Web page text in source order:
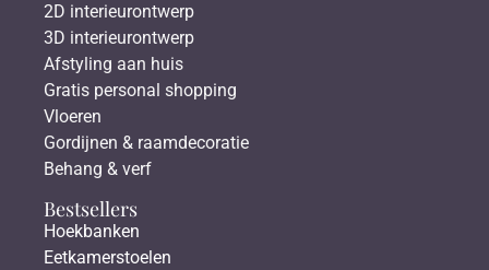
2D interieurontwerp
3D interieurontwerp
Afstyling aan huis
Gratis personal shopping
Vloeren
Gordijnen & raamdecoratie
Behang & verf
Bestsellers
Hoekbanken
Eetkamerstoelen